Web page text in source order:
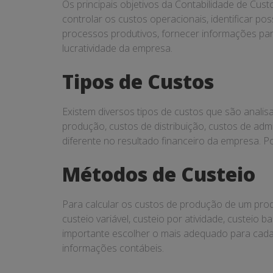
Os principais objetivos da Contabilidade de
controlar os custos operacionais, identificar
processos produtivos, fornecer informações
lucratividade da empresa.
Tipos de Custos
Existem diversos tipos de custos que são
produção, custos de distribuição, custos de
diferente no resultado financeiro da empresa.
Métodos de Custeio
Para calcular os custos de produção de um
custeio variável, custeio por atividade, custeio
importante escolher o mais adequado para
informações contábeis.